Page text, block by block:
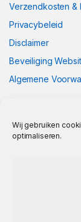
Wij gebruiken
optimaliseren.
Verzendkosten &
Privacybeleid
Disclaimer
Beveiliging
Algemene